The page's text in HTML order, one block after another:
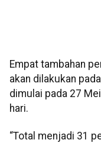
Empat tambahan
akan dilakukan
dimulai pada 27
hari.
“Total menjadi 31